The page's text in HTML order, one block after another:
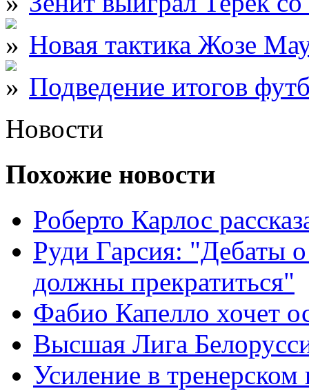
Новая тактика Жозе
Подведение итогов
Новости
Похожие новости
Роберто Карлос
Руди Гарсия: "Дебаты
должны прекратиться"
Фабио Капелло хочет
Высшая Лига
Усиление в